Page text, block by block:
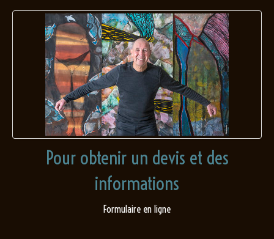
Pour obtenir un devis et des
informations
Formulaire en ligne